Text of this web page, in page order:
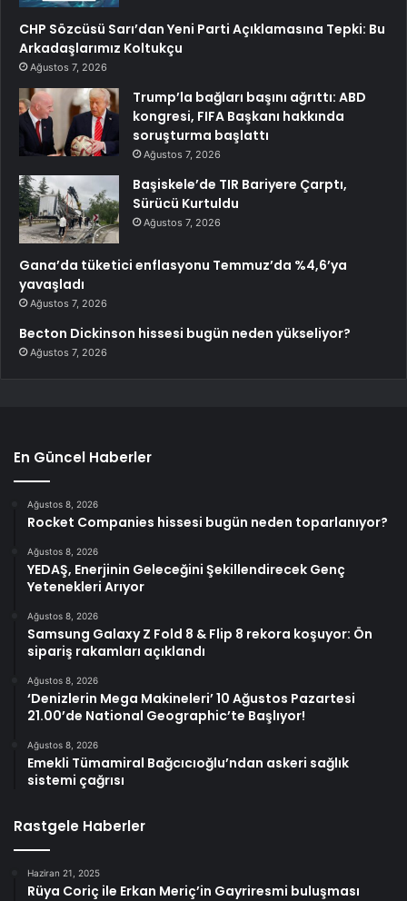
CHP Sözcüsü Sarı’dan Yeni Parti Açıklamasına Tepki: Bu
Arkadaşlarımız Koltukçu
Ağustos 7, 2026
Trump’la bağları başını ağrıttı: ABD
kongresi, FIFA Başkanı hakkında
soruşturma başlattı
Ağustos 7, 2026
Başiskele’de TIR Bariyere Çarptı,
Sürücü Kurtuldu
Ağustos 7, 2026
Gana’da tüketici enflasyonu Temmuz’da %4,6’ya
yavaşladı
Ağustos 7, 2026
Becton Dickinson hissesi bugün neden yükseliyor?
Ağustos 7, 2026
En Güncel Haberler
Ağustos 8, 2026
Rocket Companies hissesi bugün neden toparlanıyor?
Ağustos 8, 2026
YEDAŞ, Enerjinin Geleceğini Şekillendirecek Genç
Yetenekleri Arıyor
Ağustos 8, 2026
Samsung Galaxy Z Fold 8 & Flip 8 rekora koşuyor: Ön
sipariş rakamları açıklandı
Ağustos 8, 2026
‘Denizlerin Mega Makineleri’ 10 Ağustos Pazartesi
21.00’de National Geographic’te Başlıyor!
Ağustos 8, 2026
Emekli Tümamiral Bağcıcıoğlu’ndan askeri sağlık
sistemi çağrısı
Rastgele Haberler
Haziran 21, 2025
Rüya Coriç ile Erkan Meriç’in Gayriresmi buluşması